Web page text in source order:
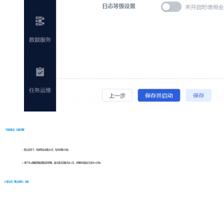
「失败重试」功能详解：
默认状态下，系统将自动重试3次，每次间隔2分钟。
用户可以根据需要调整这些参数，最大重试次数可达10次，间隔时间最长可设为60分钟。
② 默认的「断点续传」功能：